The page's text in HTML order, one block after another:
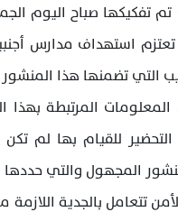
تم تفكيكها صباح اليوم
استهداف مدارس
التي تضمنها هذا
المرتبطة بهذا
التحضير للقيام بها لم
المجهول والتي
تتعامل بالجدية